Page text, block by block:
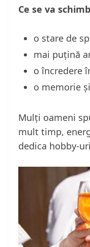
Ce se va
o stare de
mai puțină
o încredere
o memorie
Mulți oameni
mult timp,
dedica hobby-